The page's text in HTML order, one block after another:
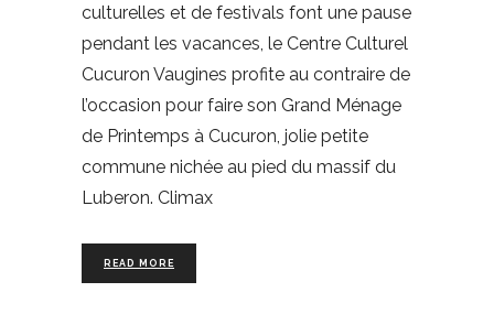
culturelles et de festivals font une pause
pendant les vacances, le Centre Culturel
Cucuron Vaugines profite au contraire de
l’occasion pour faire son Grand Ménage
de Printemps à Cucuron, jolie petite
commune nichée au pied du massif du
Luberon. Climax
READ MORE